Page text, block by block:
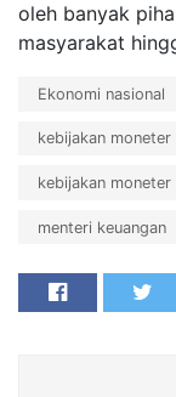
oleh banyak
masyarakat
Ekonomi nasional
kebijakan
kebijakan
menteri keuangan